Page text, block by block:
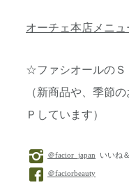
オーチェ本店メニュ
☆ファシオールの
（新商品や、季節
Ｐしています）
＠facior_japan いいね
＠faciorbeauty